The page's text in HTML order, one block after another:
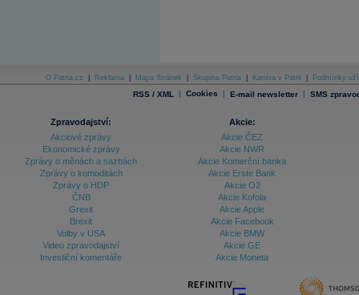
O Patria.cz Reklama Mapa Stránek Skupina Patria Kariéra v Patrii Podmínky
RSS / XML | Cookies | E-mail newsletter | SMS
Zpravodajství:
Akciové zprávy
Ekonomické zprávy
Zprávy o měnách a sazbách
Zprávy o komoditách
Zprávy o HDP
ČNB
Grexit
Brexit
Volby v USA
Video zpravodajství
Investiční komentáře
Akcie:
Akcie ČEZ
Akcie NWR
Akcie Komerční banka
Akcie Erste Bank
Akcie O2
Akcie Kofola
Akcie Apple
Akcie Facebook
Akcie BMW
Akcie GE
Akcie Moneta